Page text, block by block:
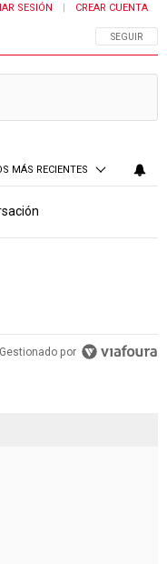
SIGA ESTA
SEGUIR
SESIÓN CREAR CUENTA
MÁS RECIENTES
Gestionado por